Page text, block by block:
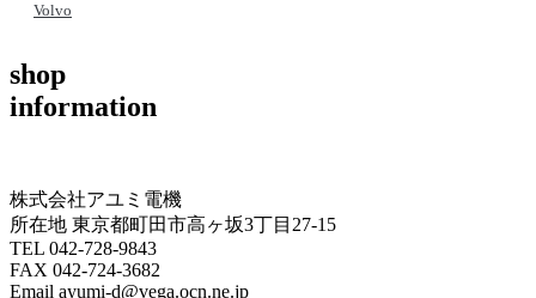
Volvo
shop
information
株式会社アユミ電機
所在地 東京都町田市高ヶ坂3丁目27‐15
TEL 042-728-9843
FAX 042-724-3682
Email ayumi-d@vega.ocn.ne.jp